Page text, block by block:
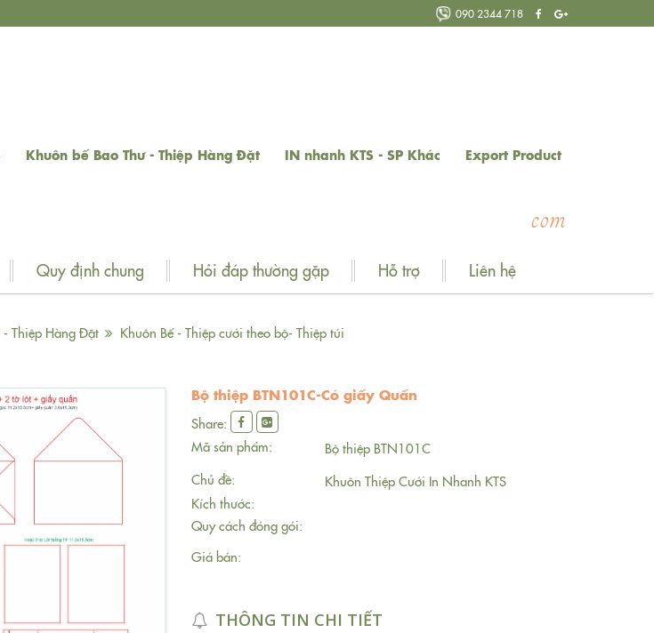
090 2344 718
Khuôn bế Bao Thư - Thiệp Hàng Đặt IN nhanh KTS - SP Khác Export Product
Quy định chung Hỏi đáp thường gặp Hỗ trợ Liên hệ
- Thiệp Hàng Đặt Khuôn Bế - Thiệp cưới theo bộ- Thiệp túi
Bộ thiệp BTN101C-Có giấy Quấn
Share:
Mã sản phẩm:
Bộ thiệp BTN101C
Chủ đề:
Khuôn Thiệp Cưới In Nhanh KTS
Kích thước:
Quy cách đóng gói:
Giá bán:
THÔNG TIN CHI TIẾT